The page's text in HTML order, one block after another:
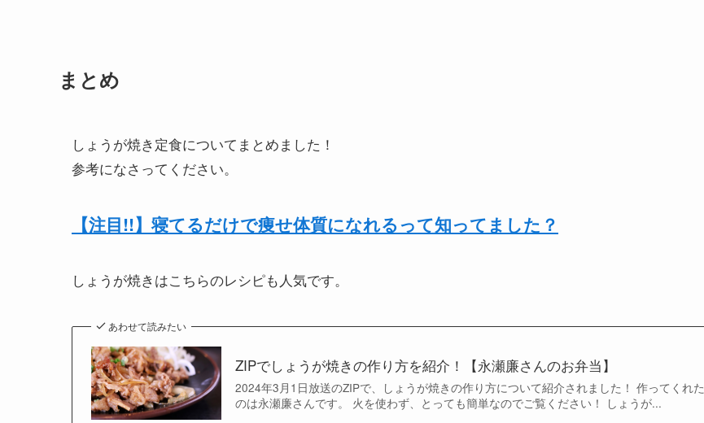
まとめ
しょうが焼き定食についてまとめました！
参考になさってください。
【注目!!】寝てるだけで痩せ体質になれるって知ってました？
しょうが焼きはこちらのレシピも人気です。
あわせて読みたい
ZIPでしょうが焼きの作り方を紹介！【永瀬廉さんのお弁当】
2024年3月1日放送のZIPで、しょうが焼きの作り方について紹介されました！ 作ってくれた
のは永瀬廉さんです。 火を使わず、とっても簡単なのでご覧ください！ しょうが...